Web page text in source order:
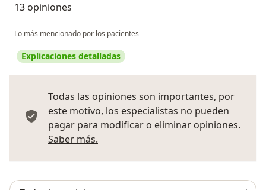
13 opiniones
Lo más mencionado por los pacientes
Explicaciones detalladas
Todas las opiniones son importantes, por
este motivo, los especialistas no pueden
pagar para modificar o eliminar opiniones.
Saber más.